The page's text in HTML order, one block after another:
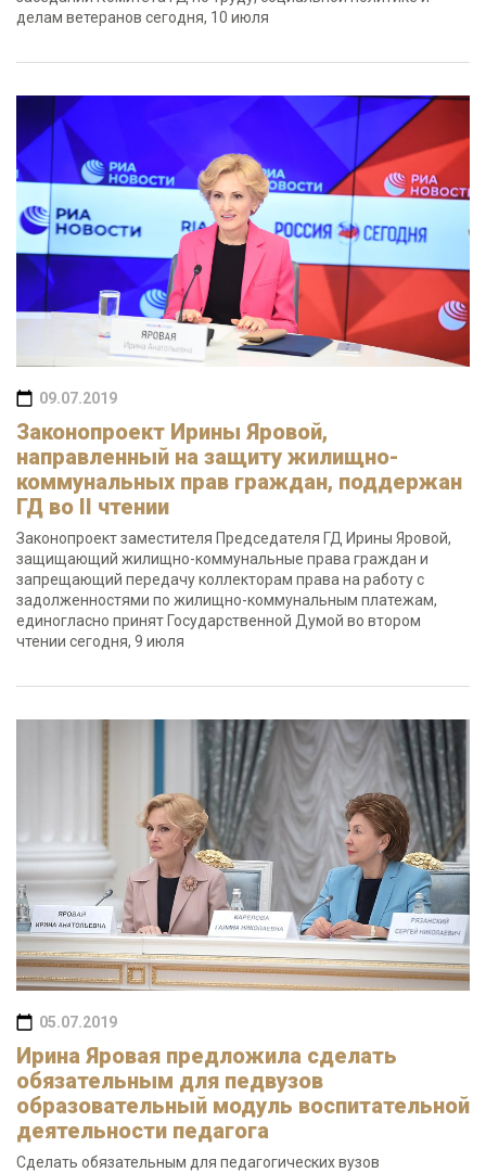
делам ветеранов сегодня, 10 июля
09.07.2019
Законопроект Ирины Яровой,
направленный на защиту жилищно-
коммунальных прав граждан, поддержан
ГД во II чтении
Законопроект заместителя Председателя ГД Ирины Яровой,
защищающий жилищно-коммунальные права граждан и
запрещающий передачу коллекторам права на работу с
задолженностями по жилищно-коммунальным платежам,
единогласно принят Государственной Думой во втором
чтении сегодня, 9 июля
05.07.2019
Ирина Яровая предложила сделать
обязательным для педвузов
образовательный модуль воспитательной
деятельности педагога
Сделать обязательным для педагогических вузов